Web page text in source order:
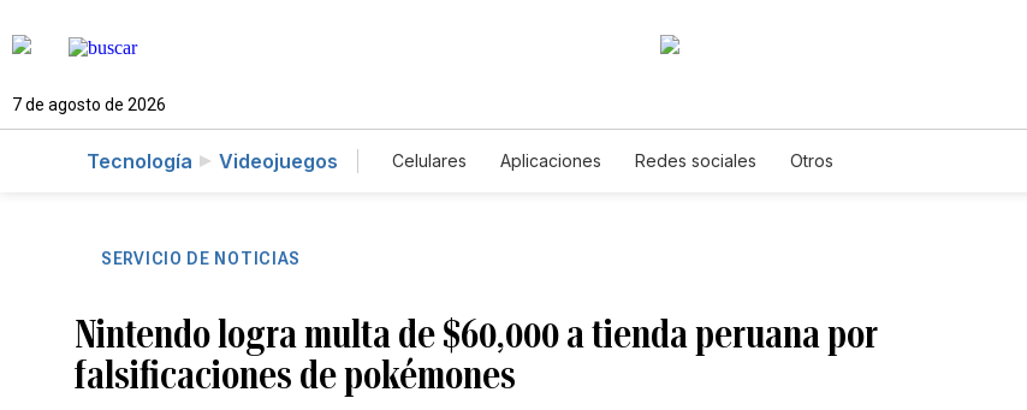
7 de agosto de 2026
Tecnología Videojuegos Celulares Aplicaciones Redes sociales Otros
SERVICIO DE NOTICIAS
Nintendo logra multa de $60,000 a tienda peruana por
falsificaciones de pokémones